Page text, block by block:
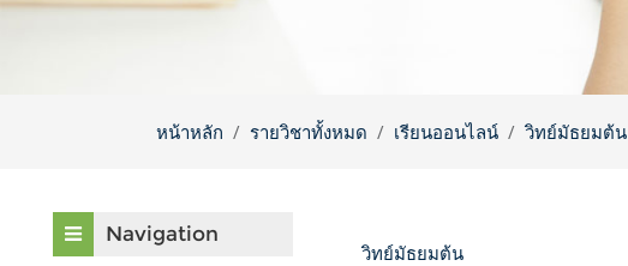
หน้าหลัก รายวิชาทั้งหมด เรียนออนไลน์ วิทย์มัธยมต้น
วิทย์มัธยมต้น
บล็อค Navigation